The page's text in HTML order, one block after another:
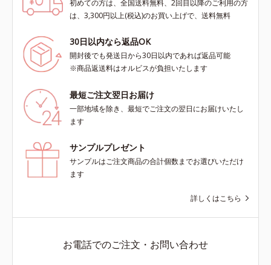
初めての方は、全国送料無料、2回目以降のご利用の方
は、3,300円以上(税込)のお買い上げで、送料無料
30日以内なら返品OK
開封後でも発送日から30日以内であれば返品可能
※商品返送料はオルビスが負担いたします
最短ご注文翌日お届け
一部地域を除き、最短でご注文の翌日にお届けいたし
ます
サンプルプレゼント
サンプルはご注文商品の合計個数までお選びいただけ
ます
詳しくはこちら
お電話でのご注文・お問い合わせ